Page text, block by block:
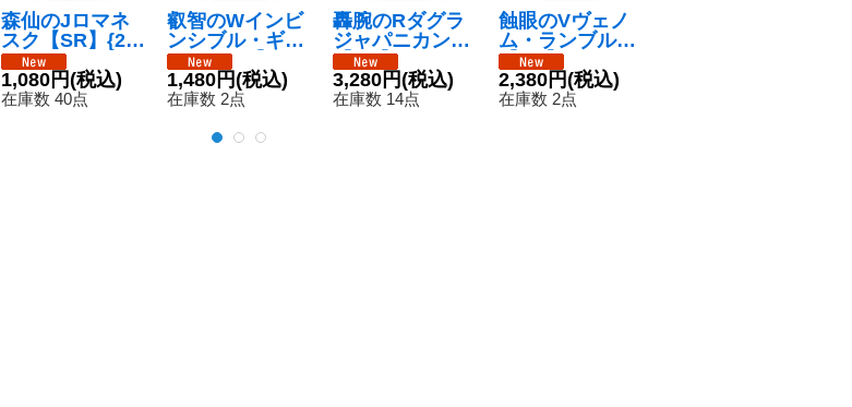
森仙のJロマネ
スク【SR】{26
RP1秘11/秘24}
《多》
1,080円(税込)
在庫数 40点
叡智のWインビ
ンシブル・ギャ
ラクシー【S
R】{26RP1秘2/
秘24}《光》
1,480円(税込)
在庫数 2点
轟腕のRダグラ
ジャパニカン
【SR】{26RP1
秘10/秘24}《自
然》
3,280円(税込)
在庫数 14点
蝕眼のVヴェノ
ム・ランブル
【SR】{26RP1
秘7/秘24}《闇》
2,380円(税込)
在庫数 2点